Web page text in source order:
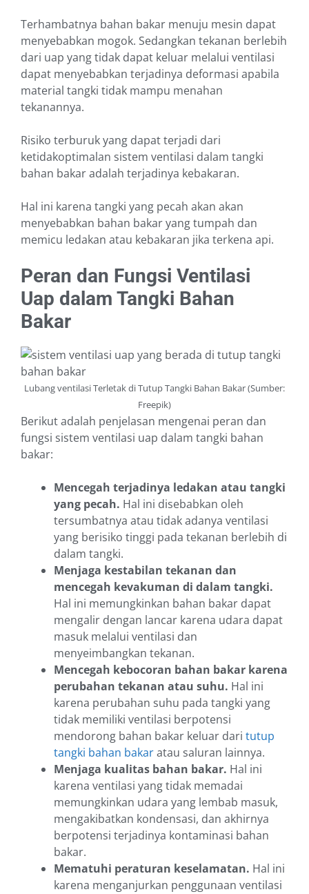
Terhambatnya bahan bakar menuju mesin dapat
menyebabkan mogok. Sedangkan tekanan berlebih
dari uap yang tidak dapat keluar melalui ventilasi
dapat menyebabkan terjadinya deformasi apabila
material tangki tidak mampu menahan
tekanannya.
Risiko terburuk yang dapat terjadi dari
ketidakoptimalan sistem ventilasi dalam tangki
bahan bakar adalah terjadinya kebakaran.
Hal ini karena tangki yang pecah akan akan
menyebabkan bahan bakar yang tumpah dan
memicu ledakan atau kebakaran jika terkena api.
Peran dan Fungsi Ventilasi
Uap dalam Tangki Bahan
Bakar
Lubang ventilasi Terletak di Tutup Tangki Bahan Bakar (Sumber:
Freepik)
Berikut adalah penjelasan mengenai peran dan
fungsi sistem ventilasi uap dalam tangki bahan
bakar:
Mencegah terjadinya ledakan atau tangki
yang pecah. Hal ini disebabkan oleh
tersumbatnya atau tidak adanya ventilasi
yang berisiko tinggi pada tekanan berlebih di
dalam tangki.
Menjaga kestabilan tekanan dan
mencegah kevakuman di dalam tangki.
Hal ini memungkinkan bahan bakar dapat
mengalir dengan lancar karena udara dapat
masuk melalui ventilasi dan
menyeimbangkan tekanan.
Mencegah kebocoran bahan bakar karena
perubahan tekanan atau suhu. Hal ini
karena perubahan suhu pada tangki yang
tidak memiliki ventilasi berpotensi
mendorong bahan bakar keluar dari tutup
tangki bahan bakaratau saluran lainnya.
Menjaga kualitas bahan bakar. Hal ini
karena ventilasi yang tidak memadai
memungkinkan udara yang lembab masuk,
mengakibatkan kondensasi, dan akhirnya
berpotensi terjadinya kontaminasi bahan
bakar.
Mematuhi peraturan keselamatan. Hal ini
karena menganjurkan penggunaan ventilasi